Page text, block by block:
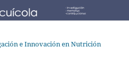
e Innovación en Nutrición